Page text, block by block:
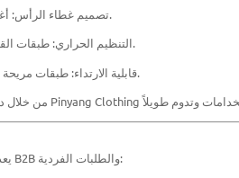
تصميم غطاء الرأس: أغطية قابلة للتعديل للحماية والملاءمة.
التنظيم الحراري: طبقات القماش تدعم الدفء دون زيادة حجمها.
قابلية الارتداء: طبقات مريحة وخياطة معززة تمنع الضغط والتشوه.
يعد التخصيص أمرًا أساسيًا بالنسبة إلى B2B والطلبات الفردية: